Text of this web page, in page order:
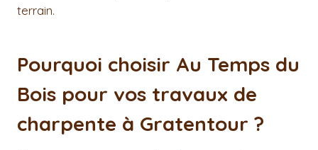
terrain.
Pourquoi choisir Au Temps du
Bois pour vos travaux de
charpente à Gratentour ?